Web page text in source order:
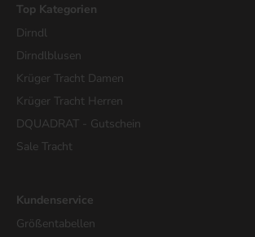
Top Kategorien
Dirndl
Dirndlblusen
Krüger Tracht Damen
Krüger Tracht Herren
DQUADRAT - Gutschein
Sale Tracht
Kundenservice
Größentabellen